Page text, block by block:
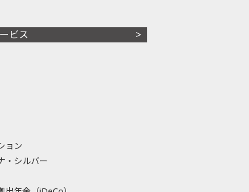
ビス
ョン
・シルバー